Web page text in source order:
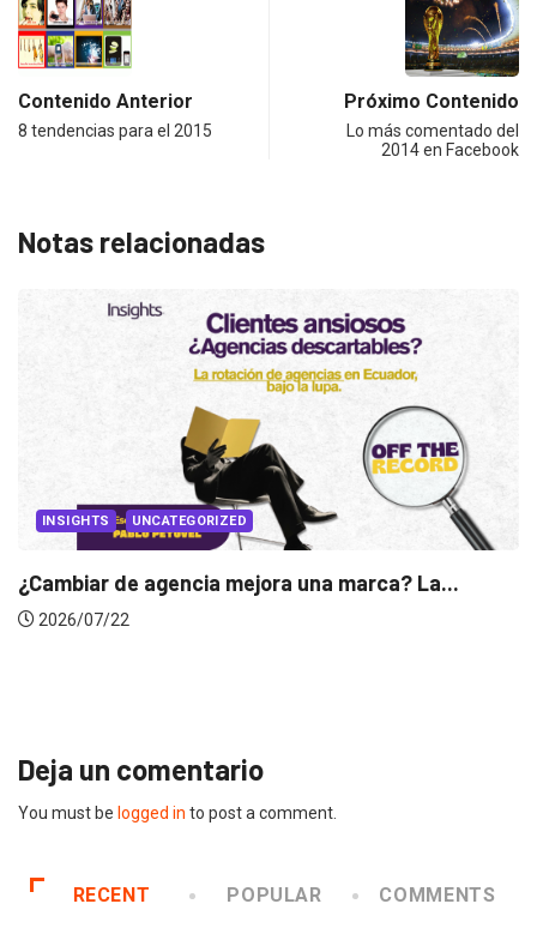
Contenido Anterior
8 tendencias para el 2015
Próximo Contenido
Lo más comentado del
2014 en Facebook
Notas relacionadas
INSIGHTS
Deja un comentario
You must be logged in to post a comment.
RECENT POPULAR COMMENTS